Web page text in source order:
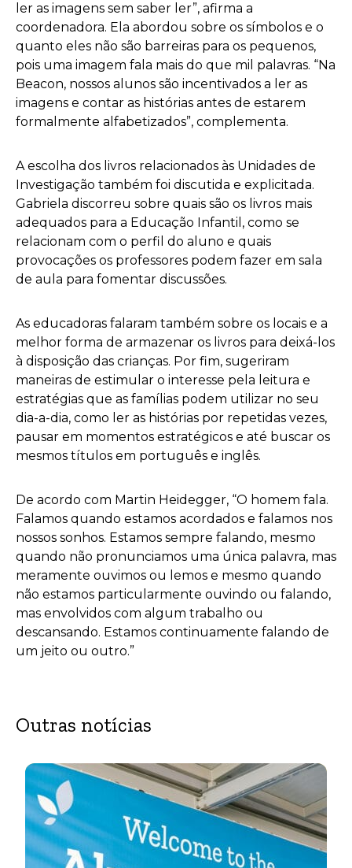
ler as imagens sem saber ler”, afirma a
coordenadora. Ela abordou sobre os símbolos e o
quanto eles não são barreiras para os pequenos,
pois uma imagem fala mais do que mil palavras. “Na
Beacon, nossos alunos são incentivados a ler as
imagens e contar as histórias antes de estarem
formalmente alfabetizados”, complementa.
A escolha dos livros relacionados às Unidades de
Investigação também foi discutida e explicitada.
Gabriela discorreu sobre quais são os livros mais
adequados para a Educação Infantil, como se
relacionam com o perfil do aluno e quais
provocações os professores podem fazer em sala
de aula para fomentar discussões.
As educadoras falaram também sobre os locais e a
melhor forma de armazenar os livros para deixá-los
à disposição das crianças. Por fim, sugeriram
maneiras de estimular o interesse pela leitura e
estratégias que as famílias podem utilizar no seu
dia-a-dia, como ler as histórias por repetidas vezes,
pausar em momentos estratégicos e até buscar os
mesmos títulos em português e inglês.
De acordo com Martin Heidegger, “O homem fala.
Falamos quando estamos acordados e falamos nos
nossos sonhos. Estamos sempre falando, mesmo
quando não pronunciamos uma única palavra, mas
meramente ouvimos ou lemos e mesmo quando
não estamos particularmente ouvindo ou falando,
mas envolvidos com algum trabalho ou
descansando. Estamos continuamente falando de
um jeito ou outro.”
Outras notícias